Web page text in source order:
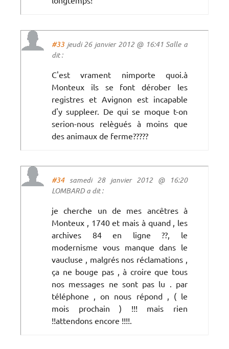
#33 jeudi 26 janvier 2012 @ 16:41 Salle a
dit :
C'est vrament nimporte quoi.à
Monteux ils se font dérober les
registres et Avignon est incapable
d'y suppleer. De qui se moque t-on
serion-nous relègués à moins que
des animaux de ferme?????
#34samedi 28 janvier 2012 @ 16:20
LOMBARD a dit :
je cherche un de mes ancêtres à
Monteux , 1740 et mais à quand , les
archives 84 en ligne ??, le
modernisme vous manque dans le
vaucluse , malgrés nos réclamations ,
ça ne bouge pas , à croire que tous
nos messages ne sont pas lu . par
téléphone , on nous répond , ( le
mois prochain ) !!! mais rien
!!attendons encore !!!!.